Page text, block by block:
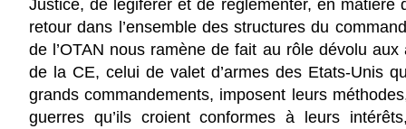
Justice, de légiférer et de règlementer, en matière
retour dans l’ensemble des structures du
de l’OTAN nous ramène de fait au rôle dévolu aux
de la CE, celui de valet d’armes des Etats-Unis
grands commandements, imposent leurs
guerres qu’ils croient conformes à leurs